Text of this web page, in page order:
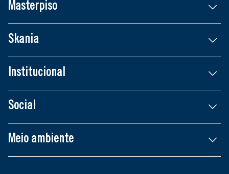
Masterpiso
Skania
Institucional
Social
Meio ambiente